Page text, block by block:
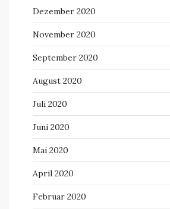
Dezember 2020
November 2020
September 2020
August 2020
Juli 2020
Juni 2020
Mai 2020
April 2020
Februar 2020